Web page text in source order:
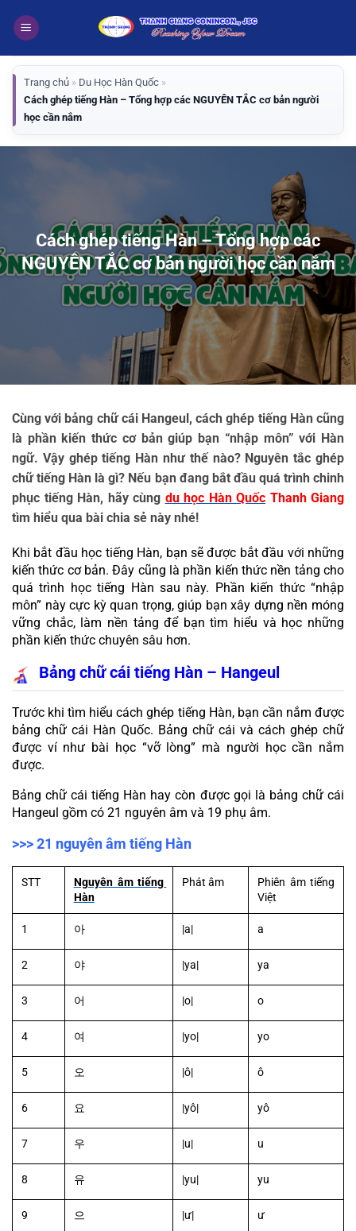
qua
dung
Trang chủ » Du Học Hàn Quốc »
Cách ghép tiếng Hàn – Tổng hợp các NGUYÊN TẮC cơ bản người
học cần nắm
Cách ghép tiếng Hàn – Tổng hợp các
NGUYÊN TẮC cơ bản người học cần nắm
Cùng với bảng chữ cái Hangeul, cách ghép tiếng Hàn cũng
là phần kiến thức cơ bản giúp bạn “nhập môn” với Hàn
ngữ. Vậy ghép tiếng Hàn như thế nào? Nguyên tắc ghép
chữ tiếng Hàn là gì? Nếu bạn đang bắt đầu quá trình chinh
phục tiếng Hàn, hãy cùng du học Hàn Quốc Thanh Giang
tìm hiểu qua bài chia sẻ này nhé!
Khi bắt đầu học tiếng Hàn, bạn sẽ được bắt đầu với những
kiến thức cơ bản. Đây cũng là phần kiến thức nền tảng cho
quá trình học tiếng Hàn sau này. Phần kiến thức “nhập
môn” này cực kỳ quan trọng, giúp bạn xây dựng nền móng
vững chắc, làm nền tảng để bạn tìm hiểu và học những
phần kiến thức chuyên sâu hơn.
Bảng chữ cái tiếng Hàn – Hangeul
Trước khi tìm hiểu cách ghép tiếng Hàn, bạn cần nắm được
bảng chữ cái Hàn Quốc. Bảng chữ cái và cách ghép chữ
được ví như bài học “vỡ lòng” mà người học cần nắm
được.
Bảng chữ cái tiếng Hàn hay còn được gọi là bảng chữ cái
Hangeul gồm có 21 nguyên âm và 19 phụ âm.
>>> 21 nguyên âm tiếng Hàn
STT
Nguyên âm tiếng
Hàn
Phát âm
Phiên âm tiếng
Việt
1 아 |a| a
2 야 |ya| ya
3 어 |o| o
4 여 |yo| yo
5 오 |ô| ô
6 요 |yô| yô
7 우 |u| u
8 유 |yu| yu
9 으 |ư| ư